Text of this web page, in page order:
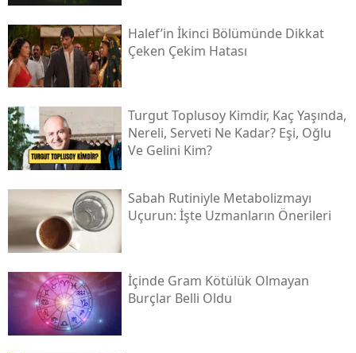
Halef’in İkinci Bölümünde Dikkat
Çeken Çekim Hatası
Turgut Toplusoy Kimdir, Kaç Yaşında,
Nereli, Serveti Ne Kadar? Eşi, Oğlu
Ve Gelini Kim?
Sabah Rutiniyle Metabolizmayı
Uçurun: İşte Uzmanların Önerileri
İçinde Gram Kötülük Olmayan
Burçlar Belli Oldu